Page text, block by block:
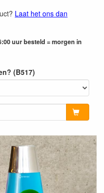
Laat het ons dan
uur besteld = morgen in
(B517)